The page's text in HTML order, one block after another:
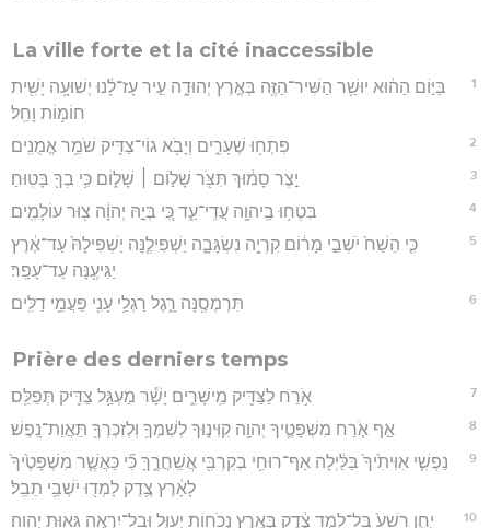
La ville forte et la cité inaccessible
1
בַּיּ֣וֹם הַה֔וּא יוּשַׁ֥ר הַשִּׁיר־הַזֶּ֖ה בְּאֶ֣רֶץ יְהוּדָ֑ה עִ֣יר עָז־לָ֔נוּ יְשׁוּעָ֥ה יָשִׁ֖ית
חוֹמ֥וֹת וָחֵֽל׃
2 פִּתְח֖וּ שְׁעָרִ֑ים וְיָבֹ֥א גוֹי־צַדִּ֖יק שֹׁמֵ֥ר אֱמֻנִֽים׃
3 יֵ֣צֶר סָמ֔וּךְ תִּצֹּ֖ר שָׁל֣וֹם ׀ שָׁל֑וֹם כִּ֥י בְךָ֖ בָּטֽוּחַ׃
4 בִּטְח֥וּ בַֽיהוָ֖ה עֲדֵי־עַ֑ד כִּ֚י בְּיָ֣הּ יְהוָ֔ה צ֖וּר עוֹלָמִֽים׃
5
כִּ֤י הֵשַׁח֙ יֹשְׁבֵ֣י מָר֔וֹם קִרְיָ֖ה נִשְׂגָּבָ֑ה יַשְׁפִּילֶ֤נָּה יַשְׁפִּילָהּ֙ עַד־אֶ֔רֶץ
יַגִּיעֶ֖נָּה עַד־עָפָֽר׃
6 תִּרְמְסֶ֖נָּה רָ֑גֶל רַגְלֵ֥י עָנִ֖י פַּעֲמֵ֥י דַלִּֽים׃
Prière des derniers temps
7 אֹ֥רַח לַצַּדִּ֖יק מֵֽישָׁרִ֑ים יָשָׁ֕ר מַעְגַּ֥ל צַדִּ֖יק תְּפַלֵּֽס׃
8 אַ֣ף אֹ֧רַח מִשְׁפָּטֶ֛יךָ יְהוָ֖ה קִוִּינ֑וּךָ לְשִׁמְךָ֥ וּֽלְזִכְרְךָ֖ תַּאֲוַת־נָֽפֶשׁ׃
9
נַפְשִׁ֤י אִוִּיתִ֙יךָ֙ בַּלַּ֔יְלָה אַף־רוּחִ֥י בְקִרְבִּ֖י אֲשַֽׁחֲרֶ֑ךָּ כִּ֞י כַּאֲשֶׁ֤ר מִשְׁפָּטֶ֙יךָ֙
לָאָ֔רֶץ צֶ֥דֶק לָמְד֖וּ יֹשְׁבֵ֥י תֵבֵֽל׃
10 יֻחַ֤ן רָשָׁע֙ בַּל־לָמַ֣ד צֶ֔דֶק בְּאֶ֥רֶץ נְכֹח֖וֹת יְעַוֵּ֑ל וּבַל־יִרְאֶ֖ה גֵּא֥וּת יְהוָֽה׃